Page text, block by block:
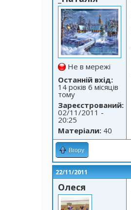
Не в мережі
Останній вхід:
14 років 6 місяців
тому
Зареєстрований:
02/11/2011 -
20:25
Матеріали: 40
Вгору
22/11/2011
Олеся